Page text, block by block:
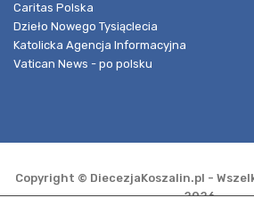
Caritas Polska
Dzieło Nowego Tysiąclecia
Katolicka Agencja Informacyjna
Vatican News - po polsku
Copyright © DiecezjaKoszalin.pl -